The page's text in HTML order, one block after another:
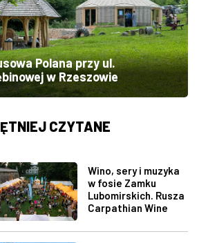
Polana przy ul.
w Rzeszowie
CZYTANE
Wino, sery i muzyka
w fosie Zamku
Lubomirskich. Rusza
Carpathian Wine